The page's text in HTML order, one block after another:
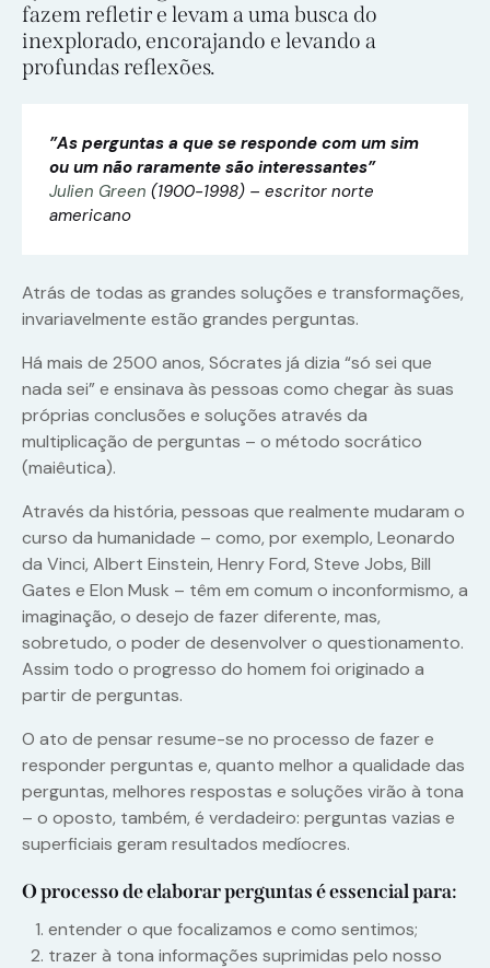
fazem refletir e levam a uma busca do
inexplorado, encorajando e levando a
profundas reflexões.
”As perguntas a que se responde com um sim
ou um não raramente são interessantes”
Julien Green (1900-1998) – escritor norte
americano
Atrás de todas as grandes soluções e transformações,
invariavelmente estão grandes perguntas.
Há mais de 2500 anos, Sócrates já dizia “só sei que
nada sei” e ensinava às pessoas como chegar às suas
próprias conclusões e soluções através da
multiplicação de perguntas – o método socrático
(maiêutica).
Através da história, pessoas que realmente mudaram o
curso da humanidade – como, por exemplo, Leonardo
da Vinci, Albert Einstein, Henry Ford, Steve Jobs, Bill
Gates e Elon Musk – têm em comum o inconformismo, a
imaginação, o desejo de fazer diferente, mas,
sobretudo, o poder de desenvolver o questionamento.
Assim todo o progresso do homem foi originado a
partir de perguntas.
O ato de pensar resume-se no processo de fazer e
responder perguntas e, quanto melhor a qualidade das
perguntas, melhores respostas e soluções virão à tona
– o oposto, também, é verdadeiro: perguntas vazias e
superficiais geram resultados medíocres.
O processo de elaborar perguntas é essencial para:
entender o que focalizamos e como sentimos;
trazer à tona informações suprimidas pelo nosso